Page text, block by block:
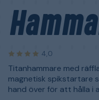
4,0
Titanhammare med
magnetisk spikstartare
hand över för att hålla i